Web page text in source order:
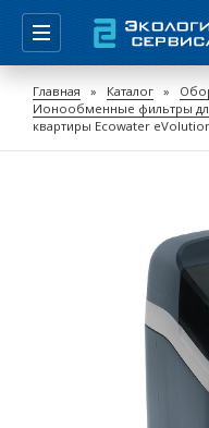
Главная » Каталог »
Ионообменные фильтры
квартиры Ecowater